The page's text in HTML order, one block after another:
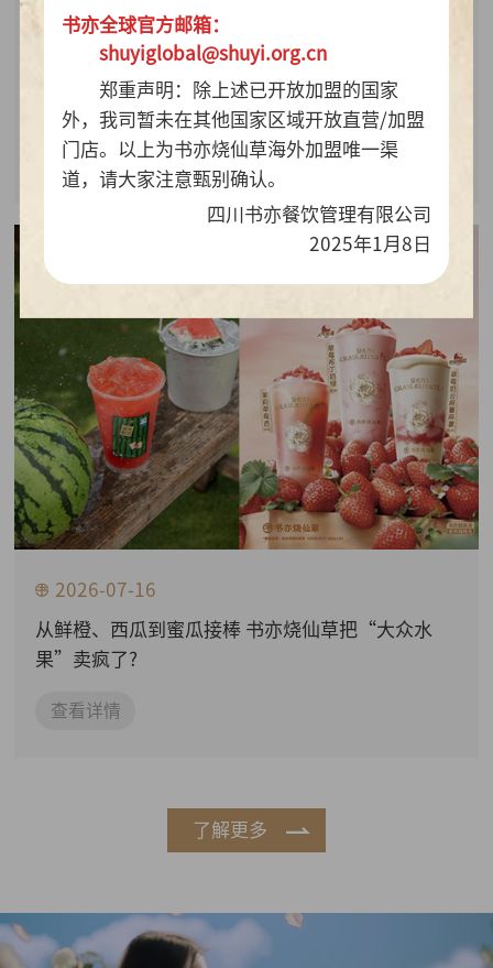
2026-07-28
周销百万杯！书亦烧仙草“海风青柠冰奶”凭9.9元
质价比持续热销
查看详情
2026-07-16
从鲜橙、西瓜到蜜瓜接棒 书亦烧仙草把“大众水
果”卖疯了?
查看详情
了解更多
书亦全球官方邮箱：
shuyiglobal@shuyi.org.cn
郑重声明：除上述已开放加盟的国家
外，我司暂未在其他国家区域开放直营/加盟
门店。以上为书亦烧仙草海外加盟唯一渠
道，请大家注意甄别确认。
四川书亦餐饮管理有限公司
2025年1月8日